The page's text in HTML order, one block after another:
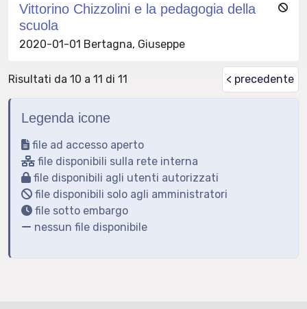
Vittorino Chizzolini e la pedagogia della
scuola
2020-01-01 Bertagna, Giuseppe
Risultati da 10 a 11 di 11 < precedente
Legenda icone
file ad accesso aperto
file disponibili sulla rete interna
file disponibili agli utenti autorizzati
file disponibili solo agli amministratori
file sotto embargo
nessun file disponibile